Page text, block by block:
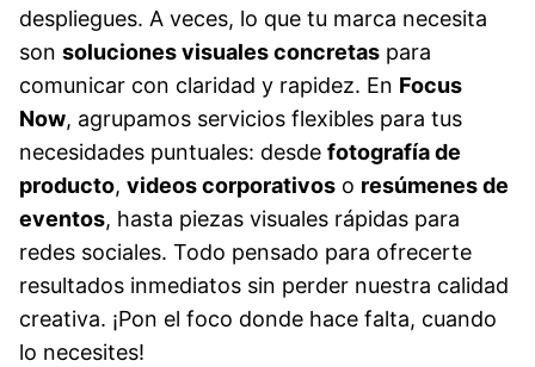
despliegues. A veces, lo que tu marca necesita
son soluciones visuales concretas para
comunicar con claridad y rapidez. En Focus
Now, agrupamos servicios flexibles para tus
necesidades puntuales: desde fotografía de
producto, videos corporativos o resúmenes de
eventos, hasta piezas visuales rápidas para
redes sociales. Todo pensado para ofrecerte
resultados inmediatos sin perder nuestra calidad
creativa. ¡Pon el foco donde hace falta, cuando
lo necesites!